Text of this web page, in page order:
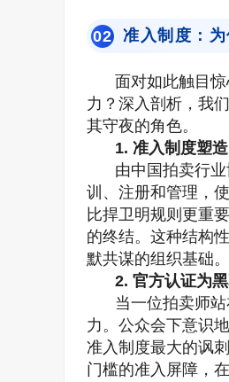
02 准入制度：
面对如此触目
力？深入剖析，我
其守夜的角色。
1. 准入制度塑
由中国拍卖行
训、注册和管理，
比捍卫明规则更重
的终结。这种结构
默共谋的组织基础。
2. 官方认证为
当一位拍卖师
力。公众会下意识
准入制度最大的讽
门槛的准入屏障，